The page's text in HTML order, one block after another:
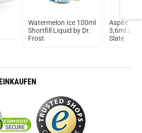
Watermelon Ice 100ml
Shortfill Liquid by Dr.
Frost
Aspire
3,6ml
Slate
EINKAUFEN